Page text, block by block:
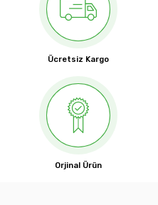
Ücretsiz Kargo
Orjinal Ürün